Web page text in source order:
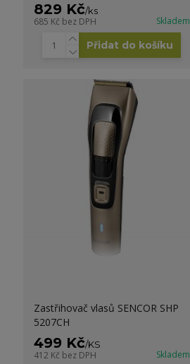
829 Kč/ks
685 Kč bez DPH Skladem
Přidat do košíku
Zastřihovač vlasů SENCOR SHP
5207CH
499 Kč/KS
412 Kč bez DPH Skladem